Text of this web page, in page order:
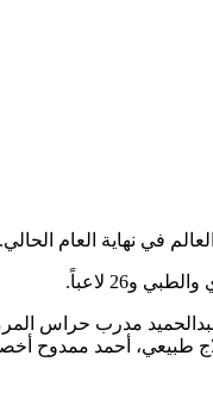
و26 لاعباً.
مدرب حراس
طبيعي، أحمد ممدوح